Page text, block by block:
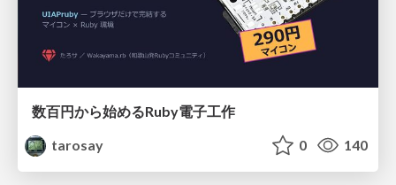
数百円から始めるRuby電子工作
tarosay
0 140